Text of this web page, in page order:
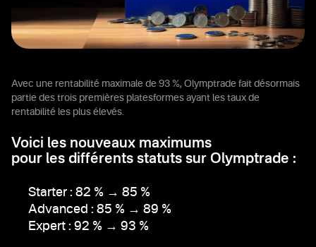
Avec une rentabilité maximale de 93 %, Olymptrade fait désormais
partie des trois premières platesformes ayant les taux de
rentabilité les plus élevés.
Voici les nouveaux maximums
pour les différents statuts sur Olymptrade :
Starter : 82 % → 85 %
Advanced : 85 % → 89 %
Expert : 92 % → 93 %